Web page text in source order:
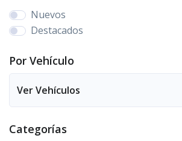
Nuevos
Destacados
Por Vehículo
Ver Vehículos
Categorías